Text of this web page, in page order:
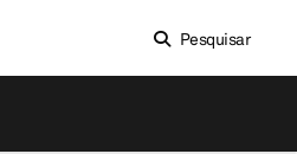
Pesquisar